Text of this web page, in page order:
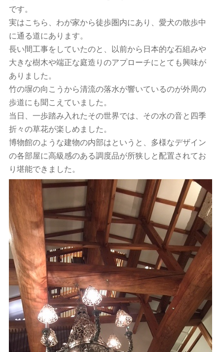
です。
実はこちら、わが家から徒歩圏内にあり、愛犬の散歩中
に通る道にあります。
長い間工事をしていたのと、以前から日本的な石組みや
大きな樹木や端正な庭造りのアプローチにとても興味が
ありました。
竹の塀の向こうから清流の落水が響いているのが外周の
歩道にも聞こえていました。
当日、一歩踏み入れたその世界では、その水の音と四季
折々の草花が楽しめました。
博物館のような建物の内部はというと、多様なデザイン
の各部屋に高級感のある調度品が所狭しと配置されてお
り堪能できました。